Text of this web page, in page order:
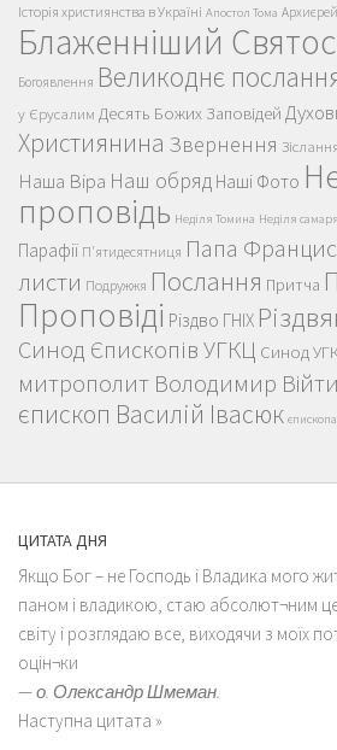
Історія християнства в Україні Апостол Тома
Блаженніший
Богоявлення Великоднє
у Єрусалим Десять Божих Заповідей
Християнина Звернення
Наша Віра Наш обряд Наші Фото
проповідь Неділя Томина Неділя
Парафії П'ятидесятниця Папа
листи Подружжя Послання Притча
Проповіді Різдво ГНІХ
Синод Єпископів УГКЦ Синод
митрополит Володимир
єпископ Василій Івасюк
ЦИТАТА ДНЯ
Якщо Бог – не Господь і Владика мого
паном і владикою, стаю абсолют¬ним
світу і розглядаю все, виходячи з моїх
оцін¬ки
—о. Олександр Шмеман.
Наступна цитата »